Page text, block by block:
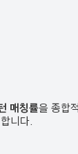
매칭률을 종합
니다.